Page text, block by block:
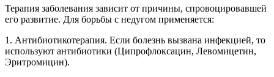
Терапия заболевания зависит от причины, спровоцировавшей
его развитие. Для борьбы с недугом применяется:
1. Антибиотикотерапия. Если болезнь вызвана инфекцией, то
используют антибиотики (Ципрофлоксацин, Левомицетин,
Эритромицин).